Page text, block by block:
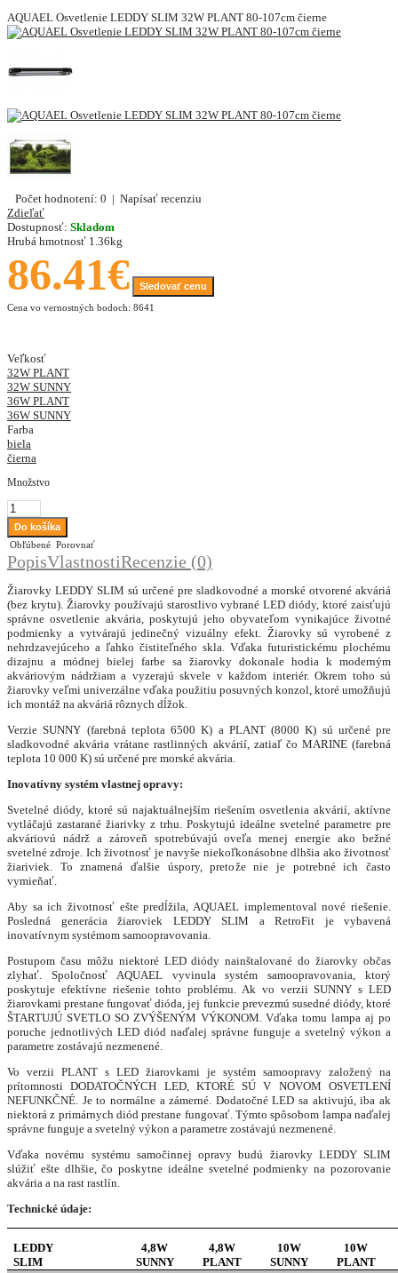
AQUAEL Osvetlenie LEDDY SLIM 32W PLANT 80-107cm čierne
Počet hodnotení: 0 | Napísať recenziu
Zdieľať
Dostupnosť: Skladom
Hrubá hmotnosť 1.36kg
86.41€
Sledovať cenu
Cena vo vernostných bodoch: 8641
Veľkosť
32W PLANT
32W SUNNY
36W PLANT
36W SUNNY
Farba
biela
čierna
Množstvo
Obľúbené Porovnať
PopisVlastnostiRecenzie (0)
Žiarovky LEDDY SLIM sú určené pre sladkovodné a morské otvorené akváriá
(bez krytu). Žiarovky používajú starostlivo vybrané LED diódy, ktoré zaisťujú
správne osvetlenie akvária, poskytujú jeho obyvateľom vynikajúce životné
podmienky a vytvárajú jedinečný vizuálny efekt. Žiarovky sú vyrobené z
nehrdzavejúceho a ľahko čistiteľného skla. Vďaka futuristickému plochému
dizajnu a módnej bielej farbe sa žiarovky dokonale hodia k moderným
akváriovým nádržiam a vyzerajú skvele v každom interiér. Okrem toho sú
žiarovky veľmi univerzálne vďaka použitiu posuvných konzol, ktoré umožňujú
ich montáž na akváriá rôznych dĺžok.
Verzie SUNNY (farebná teplota 6500 K) a PLANT (8000 K) sú určené pre
sladkovodné akvária vrátane rastlinných akvárií, zatiaľ čo MARINE (farebná
teplota 10 000 K) sú určené pre morské akvária.
Inovatívny systém vlastnej opravy:
Svetelné diódy, ktoré sú najaktuálnejším riešením osvetlenia akvárií, aktívne
vytláčajú zastarané žiarivky z trhu. Poskytujú ideálne svetelné parametre pre
akváriovú nádrž a zároveň spotrebúvajú oveľa menej energie ako bežné
svetelné zdroje. Ich životnosť je navyše niekoľkonásobne dlhšia ako životnosť
žiariviek. To znamená ďalšie úspory, pretože nie je potrebné ich často
vymieňať.
Aby sa ich životnosť ešte predĺžila, AQUAEL implementoval nové riešenie.
Posledná generácia žiaroviek LEDDY SLIM a RetroFit je vybavená
inovatívnym systémom samoopravovania.
Postupom času môžu niektoré LED diódy nainštalované do žiarovky občas
zlyhať. Spoločnosť AQUAEL vyvinula systém samoopravovania, ktorý
poskytuje efektívne riešenie tohto problému. Ak vo verzii SUNNY s LED
žiarovkami prestane fungovať dióda, jej funkcie prevezmú susedné diódy, ktoré
ŠTARTUJÚ SVETLO SO ZVÝŠENÝM VÝKONOM. Vďaka tomu lampa aj po
poruche jednotlivých LED diód naďalej správne funguje a svetelný výkon a
parametre zostávajú nezmenené.
Vo verzii PLANT s LED žiarovkami je systém samoopravy založený na
prítomnosti DODATOČNÝCH LED, KTORÉ SÚ V NOVOM OSVETLENÍ
NEFUNKČNÉ. Je to normálne a zámerné. Dodatočné LED sa aktivujú, iba ak
niektorá z primárnych diód prestane fungovať. Týmto spôsobom lampa naďalej
správne funguje a svetelný výkon a parametre zostávajú nezmenené.
Vďaka novému systému samočinnej opravy budú žiarovky LEDDY SLIM
slúžiť ešte dlhšie, čo poskytne ideálne svetelné podmienky na pozorovanie
akvária a na rast rastlín.
Technické údaje:
LEDDY
SLIM
4,8W
SUNNY
4,8W
PLANT
10W
SUNNY
10W
PLANT